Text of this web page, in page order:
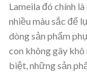
Lameila đó chính
nhiều màu sắc để
dòng sản phẩm
con không gây
biệt, những sản